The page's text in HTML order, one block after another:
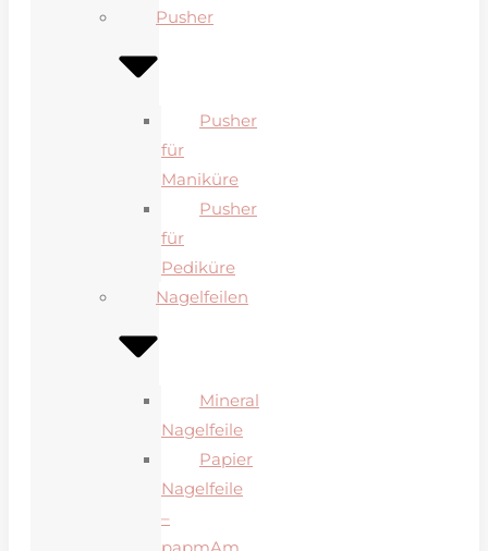
Pusher
Pusher
für
Maniküre
Pusher
für
Pediküre
Nagelfeilen
Mineral
Nagelfeile
Papier
Nagelfeile
–